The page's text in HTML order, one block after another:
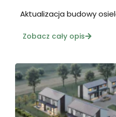
Aktualizacja budowy
Zobacz cały opis